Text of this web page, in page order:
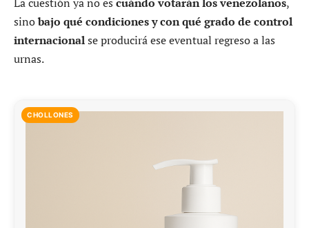
sinobajo qué condiciones y con qué grado de control
internacionalse producirá ese eventual regreso a las
urnas.
CHOLLONES